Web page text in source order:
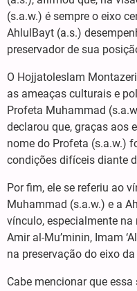
(s.a.w.) é sempre o eixo
AhlulBayt (a.s.)
preservador de sua
O Hojjatoleslam
as ameaças culturais e
Profeta Muhammad
declarou que, graças aos
nome do Profeta (s.a.w.)
condições difíceis diante
Por fim, ele se referiu ao
Muhammad (s.a.w.) e a
vínculo, especialmente
Amir al-Mu’minin, Imam
na preservação do eixo
Cabe mencionar que